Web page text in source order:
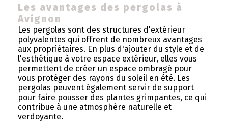
Les avantages des pergolas à
Avignon
Les pergolas sont des structures d'extérieur
polyvalentes qui offrent de nombreux avantages
aux propriétaires. En plus d'ajouter du style et de
l'esthétique à votre espace extérieur, elles vous
permettent de créer un espace ombragé pour
vous protéger des rayons du soleil en été. Les
pergolas peuvent également servir de support
pour faire pousser des plantes grimpantes, ce qui
contribue à une atmosphère naturelle et
verdoyante.